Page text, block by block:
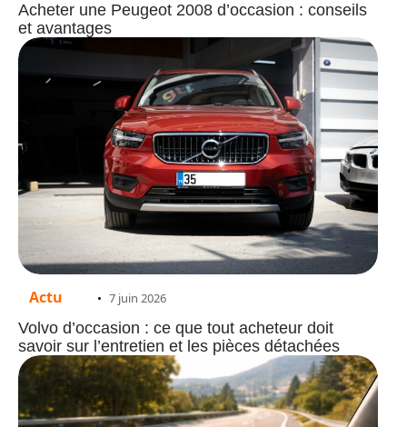
Acheter une Peugeot 2008 d’occasion : conseils
et avantages
Actu 7 juin 2026
Volvo d’occasion : ce que tout acheteur doit
savoir sur l’entretien et les pièces détachées